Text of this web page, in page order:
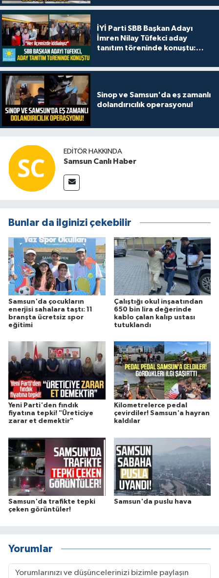
İYİ Parti SBB Başkan Adayı
İmren Nilay Tüfekci aday
tanıtım töreninde konuştu:
Sinop ve Samsun'da eş zamanlı
dolandırıcılık operasyonu!
EDITÖR HAKKINDA
Samsun Canlı Haber
Bunlar da ilginizi çekebilir
Samsun'da çocukların
enerjisi sahalara taştı: 11
branşta ücretsiz spor
eğitimi
Çalıştığı okul inşaatından
650 bin lira değerinde
kablo çalan kalıp ustası
tutuklandı
Yeni Parti'den fındık
fiyatına tepki! "Üreticiye
zarar et demektir"
Kilometrelerce pedal
çevirdiler! Samsun'a hayran
kaldılar
Samsun'da trafikte tepki
çeken görüntüler!
Samsun'da puslu hava
Yorumlar